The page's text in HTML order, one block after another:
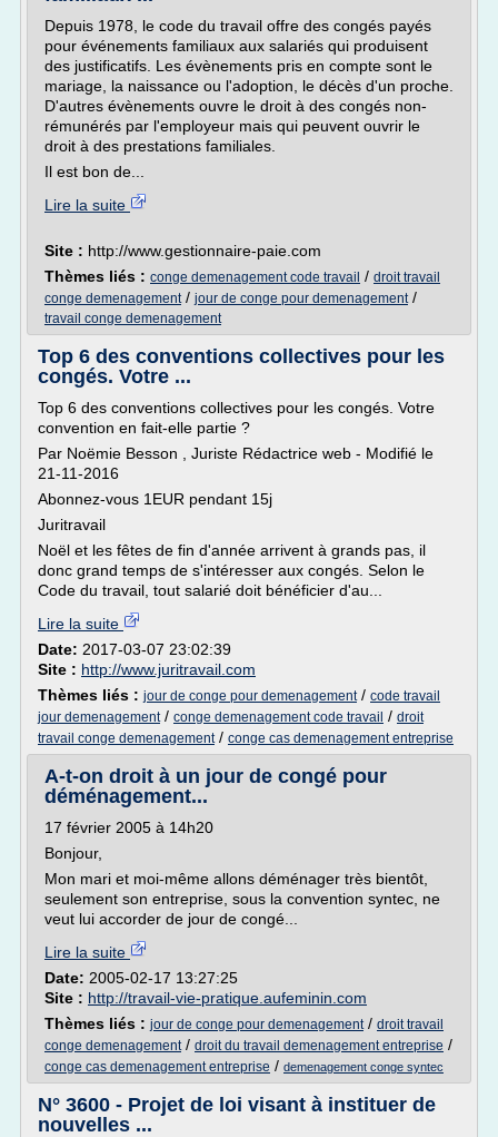
Depuis 1978, le code du travail offre des congés payés
pour événements familiaux aux salariés qui produisent
des justificatifs. Les évènements pris en compte sont le
mariage, la naissance ou l'adoption, le décès d'un proche.
D'autres évènements ouvre le droit à des congés non-
rémunérés par l'employeur mais qui peuvent ouvrir le
droit à des prestations familiales.
Il est bon de...
Lire la suite
Site : http://www.gestionnaire-paie.com
Thèmes liés : conge demenagement code travail / droit travail
conge demenagement/ jour de conge pour demenagement/
travail conge demenagement
Top 6 des conventions collectives pour les
congés. Votre ...
Top 6 des conventions collectives pour les congés. Votre
convention en fait-elle partie ?
Par Noëmie Besson , Juriste Rédactrice web - Modifié le
21-11-2016
Abonnez-vous 1EUR pendant 15j
Juritravail
Noël et les fêtes de fin d'année arrivent à grands pas, il
donc grand temps de s'intéresser aux congés. Selon le
Code du travail, tout salarié doit bénéficier d'au...
Lire la suite
Date: 2017-03-07 23:02:39
Site : http://www.juritravail.com
Thèmes liés : jour de conge pour demenagement/ code travail
jour demenagement/ conge demenagement code travail / droit
travail conge demenagement/ conge cas demenagement entreprise
A-t-on droit à un jour de congé pour
déménagement...
17 février 2005 à 14h20
Bonjour,
Mon mari et moi-même allons déménager très bientôt,
seulement son entreprise, sous la convention syntec, ne
veut lui accorder de jour de congé...
Lire la suite
Date: 2005-02-17 13:27:25
Site : http://travail-vie-pratique.aufeminin.com
Thèmes liés : jour de conge pour demenagement/ droit travail
conge demenagement/ droit du travail demenagement entreprise /
conge cas demenagement entreprise / demenagement conge syntec
N° 3600 - Projet de loi visant à instituer de
nouvelles ...